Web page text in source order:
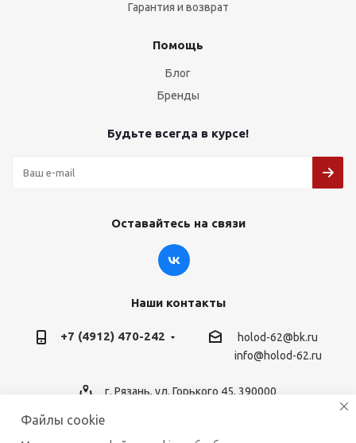
Гарантия и возврат
Помощь
Блог
Бренды
Будьте всегда в курсе!
Оставайтесь на связи
Наши контакты
+7 (4912) 470-242
holod-62@bk.ru
info@holod-62.ru
г. Рязань, ул. Горького 45, 390000
Файлы cookie